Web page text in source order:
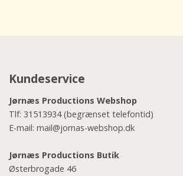
Kundeservice
Jørnæs Productions Webshop
Tlf: 31513934(begrænset telefontid)
E-mail: mail@jornas-webshop.dk
Jørnæs Productions Butik
Østerbrogade 46